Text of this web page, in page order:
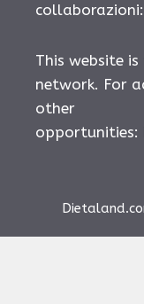
collaborazioni:
This website
network. For
other
opportunities: